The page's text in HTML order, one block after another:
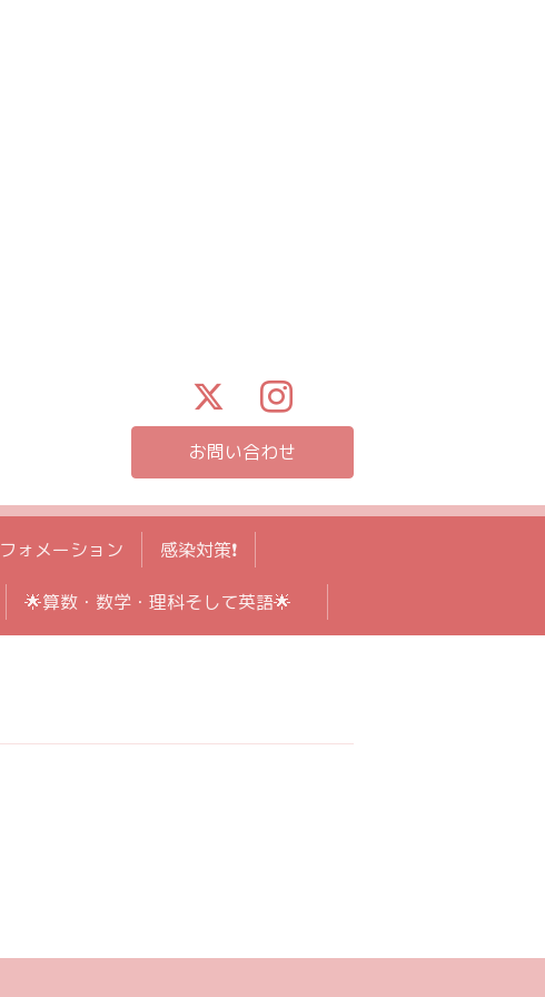
お問い合わせ
ォメーション 感染対策❗️
🌟算数・数学・理科そして英語🌟